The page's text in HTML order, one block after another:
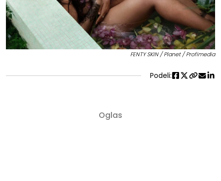
FENTY SKIN / Planet / Profimedia
Podeli: